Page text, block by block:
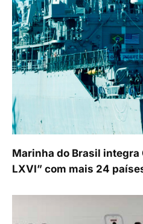
Marinha do Brasil integra
LXVI” com mais 24